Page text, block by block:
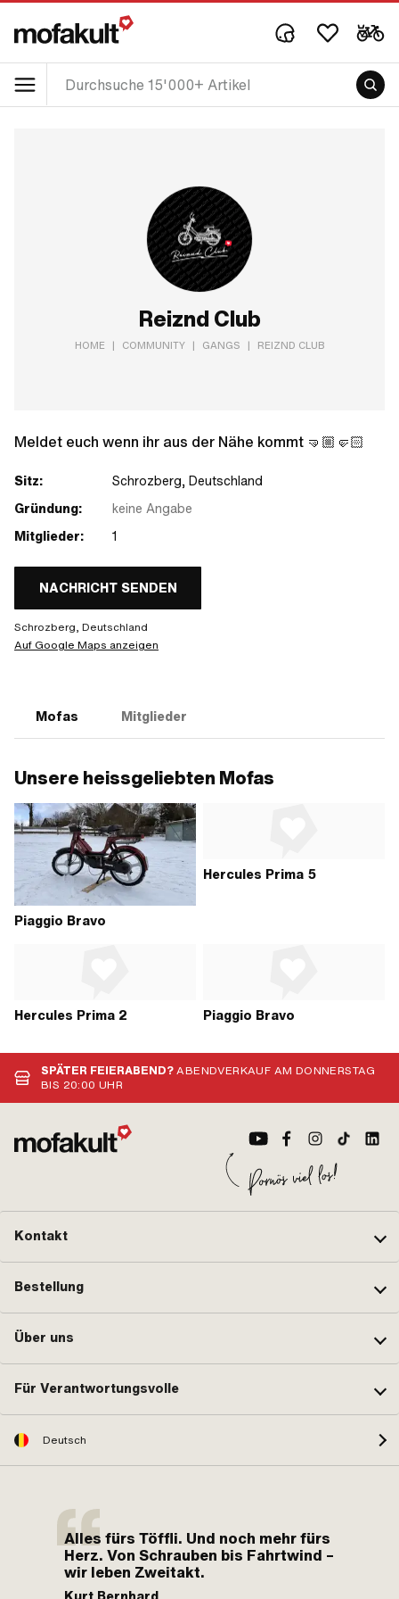
Reiznd Club
HOME | COMMUNITY | GANGS | REIZND CLUB
Meldet euch wenn ihr aus der Nähe kommt 🤜🏼🤛🏻
Sitz:
Schrozberg, Deutschland
Gründung:
keine Angabe
Mitglieder:
1
NACHRICHT SENDEN
Schrozberg, Deutschland
Auf Google Maps anzeigen
Mofas Mitglieder
Unsere heissgeliebten Mofas
Piaggio Bravo
Hercules Prima 5
Hercules Prima 2 Piaggio Bravo
SPÄTER FEIERABEND?ABENDVERKAUF AM DONNERSTAG
BIS 20:00 UHR
Kontakt
Bestellung
Über uns
Für Verantwortungsvolle
Deutsch
Alles fürs Töffli. Und noch mehr fürs
Herz. Von Schrauben bis Fahrtwind –
wir leben Zweitakt.